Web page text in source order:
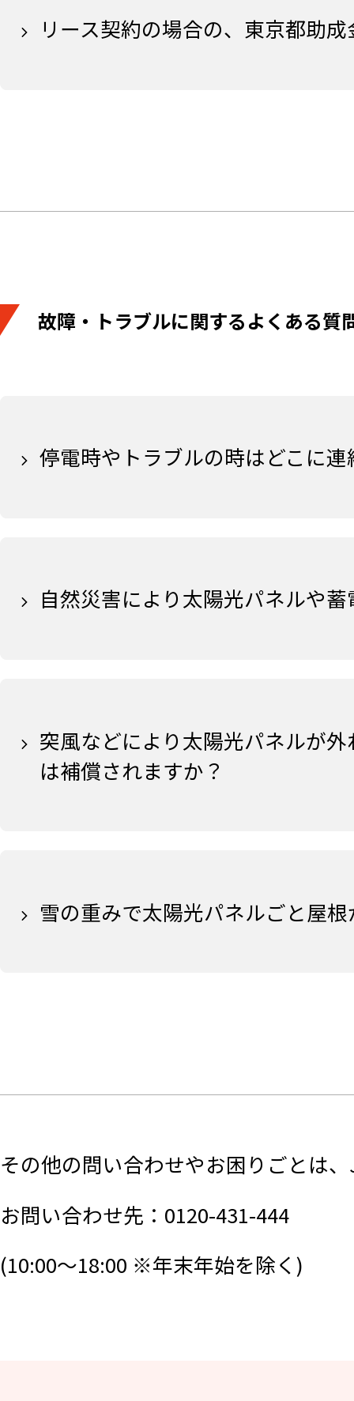
リース契約の場合の、東京都助
故障・トラブルに関するよくある質
停電時やトラブルの時はどこに
自然災害により太陽光パネルや
突風などにより太陽光パネルが
は補償されますか？
雪の重みで太陽光パネルごと屋
その他の問い合わせやお困りごとは
お問い合わせ先：0120-431-444
(10:00～18:00 ※年末年始を除く)